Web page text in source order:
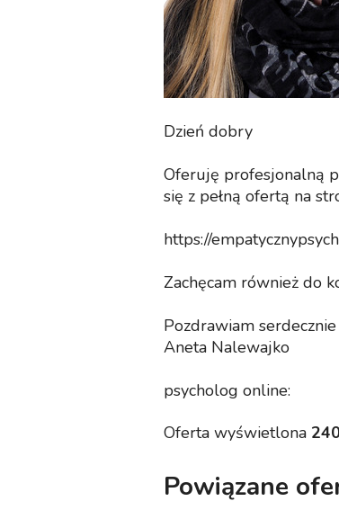
Dzień dobry
Oferuję profesjonalną
się z pełną ofertą na
https://
Zachęcam również do
Pozdrawiam serdecznie
Aneta Nalewajko
psycholog online:
Oferta wyświetlona
Powiązane